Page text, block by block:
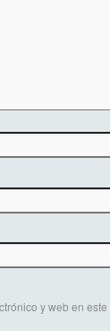
y web en